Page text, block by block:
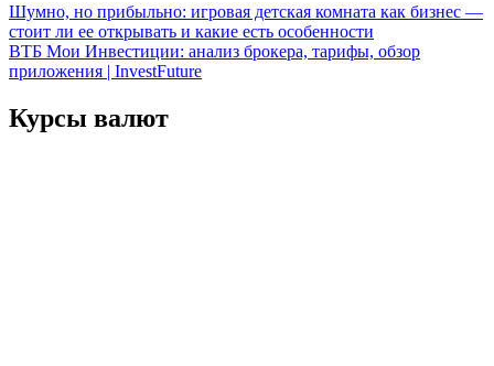
Навигация
по
записям
Шумно, но прибыльно: игровая детская комната как бизнес —
стоит ли ее открывать и какие есть особенности
ВТБ Мои Инвестиции: анализ брокера, тарифы, обзор
приложения | InvestFuture
Курсы валют